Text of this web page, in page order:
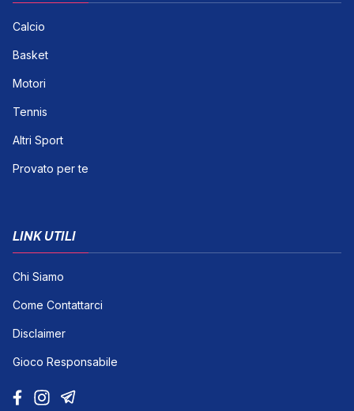
Calcio
Basket
Motori
Tennis
Altri Sport
Provato per te
LINK UTILI
Chi Siamo
Come Contattarci
Disclaimer
Gioco Responsabile